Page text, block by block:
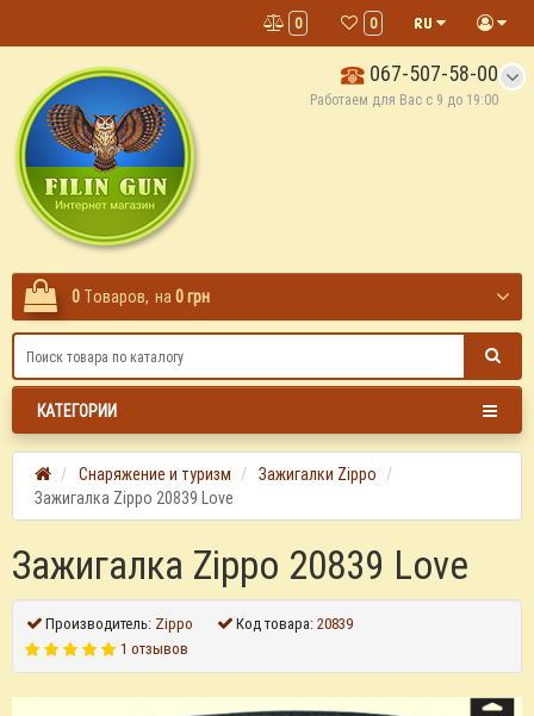
0
0
067-507-58-00
Работаем для Вас с 9 до 19:00
0 Tоваров, на 0 грн
КАТЕГОРИИ
Снаряжение и туризм
Зажигалки Zippo
Зажигалка Zippo 20839 Love
Зажигалка Zippo 20839 Love
Производитель: Zippo Код товара:20839
1 отзывов